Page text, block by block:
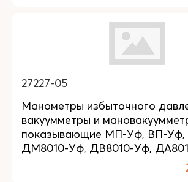
27227-05
Манометры избыточного
вакуумметры и
показывающие МП-Уф, ВП-
ДМ8010-Уф, ДВ8010-Уф,